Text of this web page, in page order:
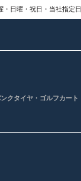
・日曜・祝日・当社指定日
クタイヤ・ゴルフカート